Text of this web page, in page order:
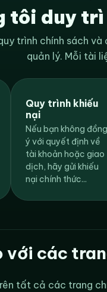
tôi duy
trình chính sách
quản lý. Mỗi tài
Quy trình khiếu
nại
Nếu bạn không đồng
ý với quyết định về
tài khoản hoặc giao
dịch, hãy gửi khiếu
nại chính thức...
với các
tất cả các trang